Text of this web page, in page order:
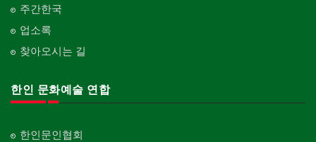
주간한국
업소록
찾아오시는 길
한인 문화예술 연합
한인문인협회